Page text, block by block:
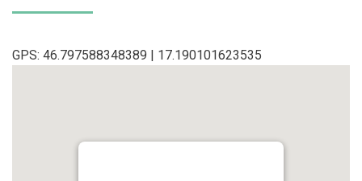
GPS: 46.797588348389 | 17.190101623535